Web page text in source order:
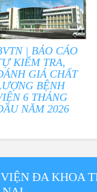
| BÁO CÁO
KIỂM TRA,
GIÁ CHẤT
BỆNH
6 THÁNG
NĂM 2026
ĐA KHOA